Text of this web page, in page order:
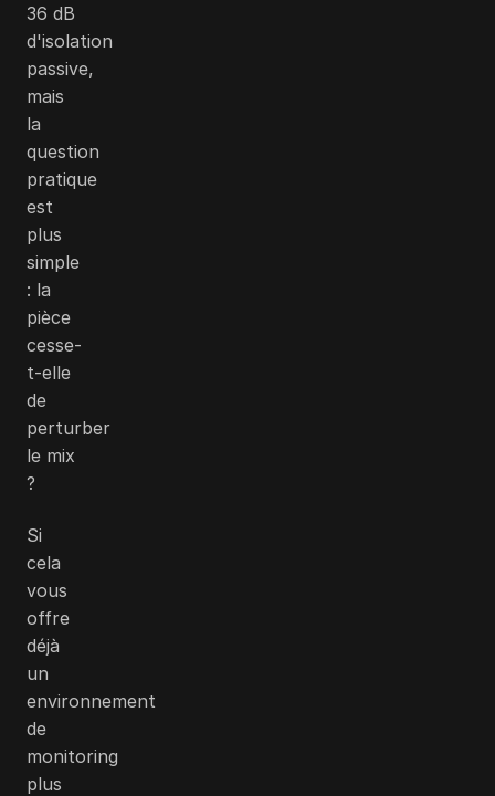
36 dB
d'isolation
passive,
mais
la
question
pratique
est
plus
simple
: la
pièce
cesse-
t-elle
de
perturber
le mix
?
Si
cela
vous
offre
déjà
un
environnement
de
monitoring
plus